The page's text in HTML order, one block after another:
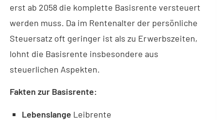
erst ab 2058 die komplette Basisrente versteuert
werden muss. Da im Rentenalter der persönliche
Steuersatz oft geringer ist als zu Erwerbszeiten,
lohnt die Basisrente insbesondere aus
steuerlichen Aspekten.
Fakten zur Basisrente:
Lebenslange Leibrente